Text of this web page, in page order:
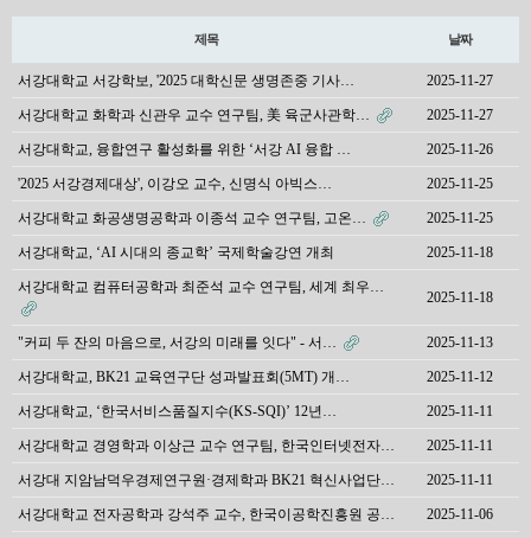
제목 날짜
서강대학교 서강학보, '2025 대학신문 생명존중 기사… 2025-11-27
서강대학교 화학과 신관우 교수 연구팀, 美 육군사관학… 2025-11-27
서강대학교, 융합연구 활성화를 위한 ‘서강 AI 융합 … 2025-11-26
'2025 서강경제대상', 이강오 교수, 신명식 아빅스… 2025-11-25
서강대학교 화공생명공학과 이종석 교수 연구팀, 고온… 2025-11-25
서강대학교, ‘AI 시대의 종교학’ 국제학술강연 개최 2025-11-18
서강대학교 컴퓨터공학과 최준석 교수 연구팀, 세계 최우…
2025-11-18
"커피 두 잔의 마음으로, 서강의 미래를 잇다" - 서… 2025-11-13
서강대학교, BK21 교육연구단 성과발표회(5MT) 개… 2025-11-12
서강대학교, ‘한국서비스품질지수(KS-SQI)’ 12년… 2025-11-11
서강대학교 경영학과 이상근 교수 연구팀, 한국인터넷전자… 2025-11-11
서강대 지암남덕우경제연구원·경제학과 BK21 혁신사업단… 2025-11-11
서강대학교 전자공학과 강석주 교수, 한국이공학진흥원 공… 2025-11-06